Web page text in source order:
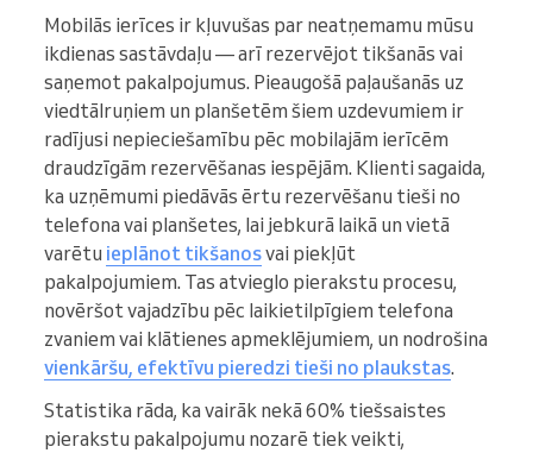
Mobilās ierīces ir kļuvušas par neatņemamu mūsu
ikdienas sastāvdaļu — arī rezervējot tikšanās vai
saņemot pakalpojumus. Pieaugošā paļaušanās uz
viedtālruņiem un planšetēm šiem uzdevumiem ir
radījusi nepieciešamību pēc mobilajām ierīcēm
draudzīgām rezervēšanas iespējām. Klienti sagaida,
ka uzņēmumi piedāvās ērtu rezervēšanu tieši no
telefona vai planšetes, lai jebkurā laikā un vietā
varētu ieplānot tikšanosvai piekļūt
pakalpojumiem. Tas atvieglo pierakstu procesu,
novēršot vajadzību pēc laikietilpīgiem telefona
zvaniem vai klātienes apmeklējumiem, un nodrošina
vienkāršu, efektīvu pieredzi tieši no plaukstas.
Statistika rāda, ka vairāk nekā 60% tiešsaistes
pierakstu pakalpojumu nozarē tiek veikti,